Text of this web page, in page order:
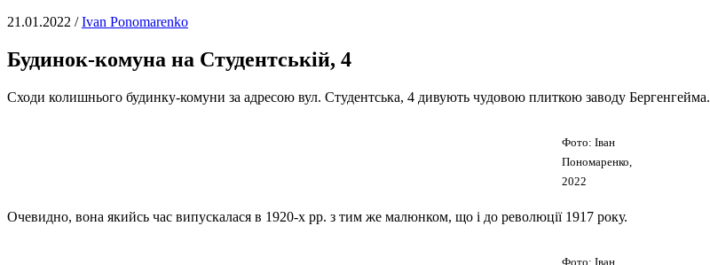
21.01.2022 /Іvan Ponomarenko
Будинок-комуна на Студентській, 4
Сходи колишнього будинку-комуни за адресою вул. Студентська, 4 дивують чудовою плиткою заводу Бергенгейма.
Фото: Іван
Пономаренко,
2022
Очевидно, вона якийсь час випускалася в 1920-х рр. з тим же малюнком, що і до революції 1917 року.
Фото: Іван